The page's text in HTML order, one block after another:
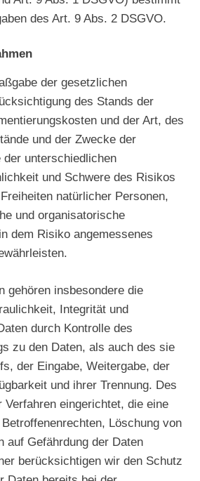
des Art. 9 Abs. 2 DSGVO.
der gesetzlichen
des Stands der
und der Art, des
und der Zwecke der
der unterschiedlichen
und Schwere des Risikos
natürlicher Personen,
und organisatorische
dem Risiko angemessenes
gehören insbesondere die
Integrität und
durch Kontrolle des
zu den Daten, als auch des sie
der Eingabe, Weitergabe, der
und ihrer Trennung. Des
Verfahren eingerichtet, die eine
Löschung von
auf Gefährdung der Daten
berücksichtigen wir den Schutz